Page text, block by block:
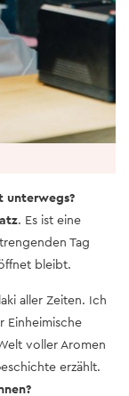
unterwegs?
. Es ist eine
Tag
bleibt.
aller Zeiten. Ich
Einheimische
voller Aromen
erzählt.